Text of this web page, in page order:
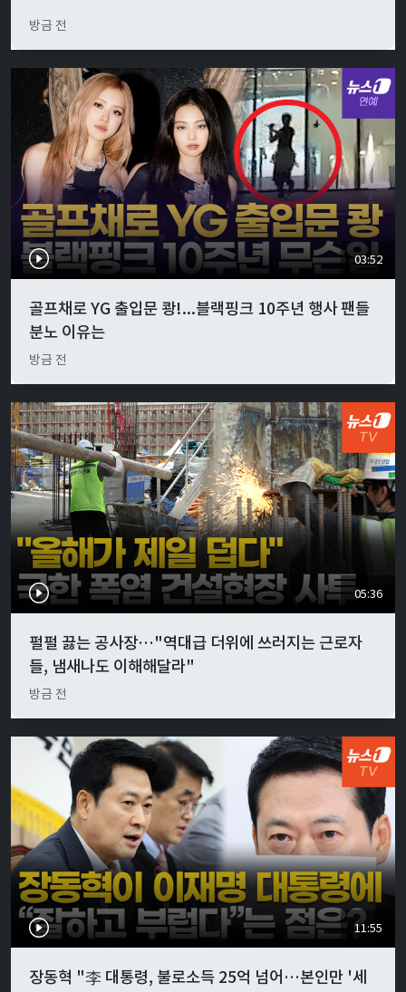
방금 전
03:52
골프채로 YG 출입문 쾅!...블랙핑크 10주년 행사 팬들
분노 이유는
방금 전
05:36
펄펄 끓는 공사장…"역대급 더위에 쓰러지는 근로자
들, 냄새나도 이해해달라"
방금 전
11:55
장동혁 "李 대통령, 불로소득 25억 넘어…본인만 '세